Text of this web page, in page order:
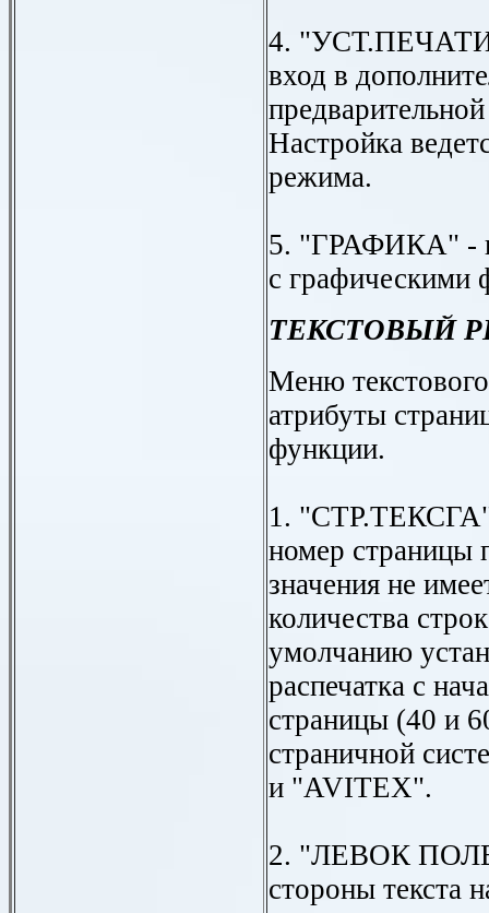
4. "УСТ.ПЕЧАТИ"
вход в
Настройка
режима.
5. "ГРАФИКА" -
с графическими
ТЕКСТОВЫЙ
Меню
атрибуты
функции.
1. "СТР.ТЕКСГА"
номер страницы
значения не
количества
умолчанию
распечатка с
страницы (40 и
страничной
и "AVITEX".
2. "ЛЕВОК
стороны текста